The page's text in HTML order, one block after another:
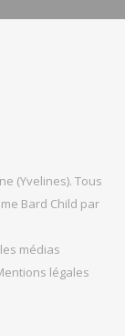
(Yvelines). Tous
Bard Child par
médias
légales